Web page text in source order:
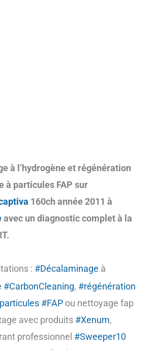
à l’hydrogène et régénération
à particules FAP sur
160ch année 2011 à
avec un diagnostic complet à la
: #Décalaminage à
#CarbonCleaning, #régénération
#FAP ou nettoyage fap
avec produits #Xenum,
professionnel #Sweeper10